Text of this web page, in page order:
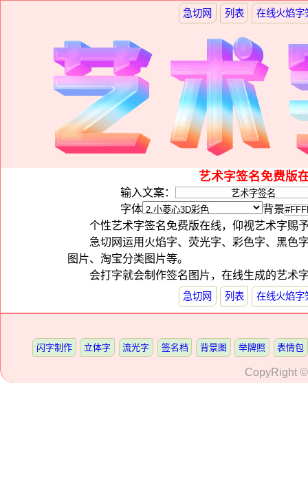
急切网 列表 在线火焰字
艺术字签名免费版
输入文案：
字体
背景
个性艺术字签名免费版在线，仰视艺术字赐
急切网运用火焰字、荧光字、彩色字、黑色
图片、淘宝分类图片等。
会打字就会制作签名图片，在线生成的艺术
急切网 列表 在线火焰字
闪字制作 立体字 流光字 签名档 背景图 举牌照 表情包
CopyRight